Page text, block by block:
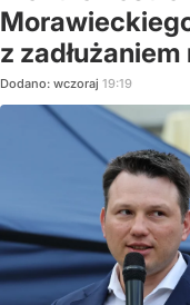
z
Dodano: wczoraj 19:19